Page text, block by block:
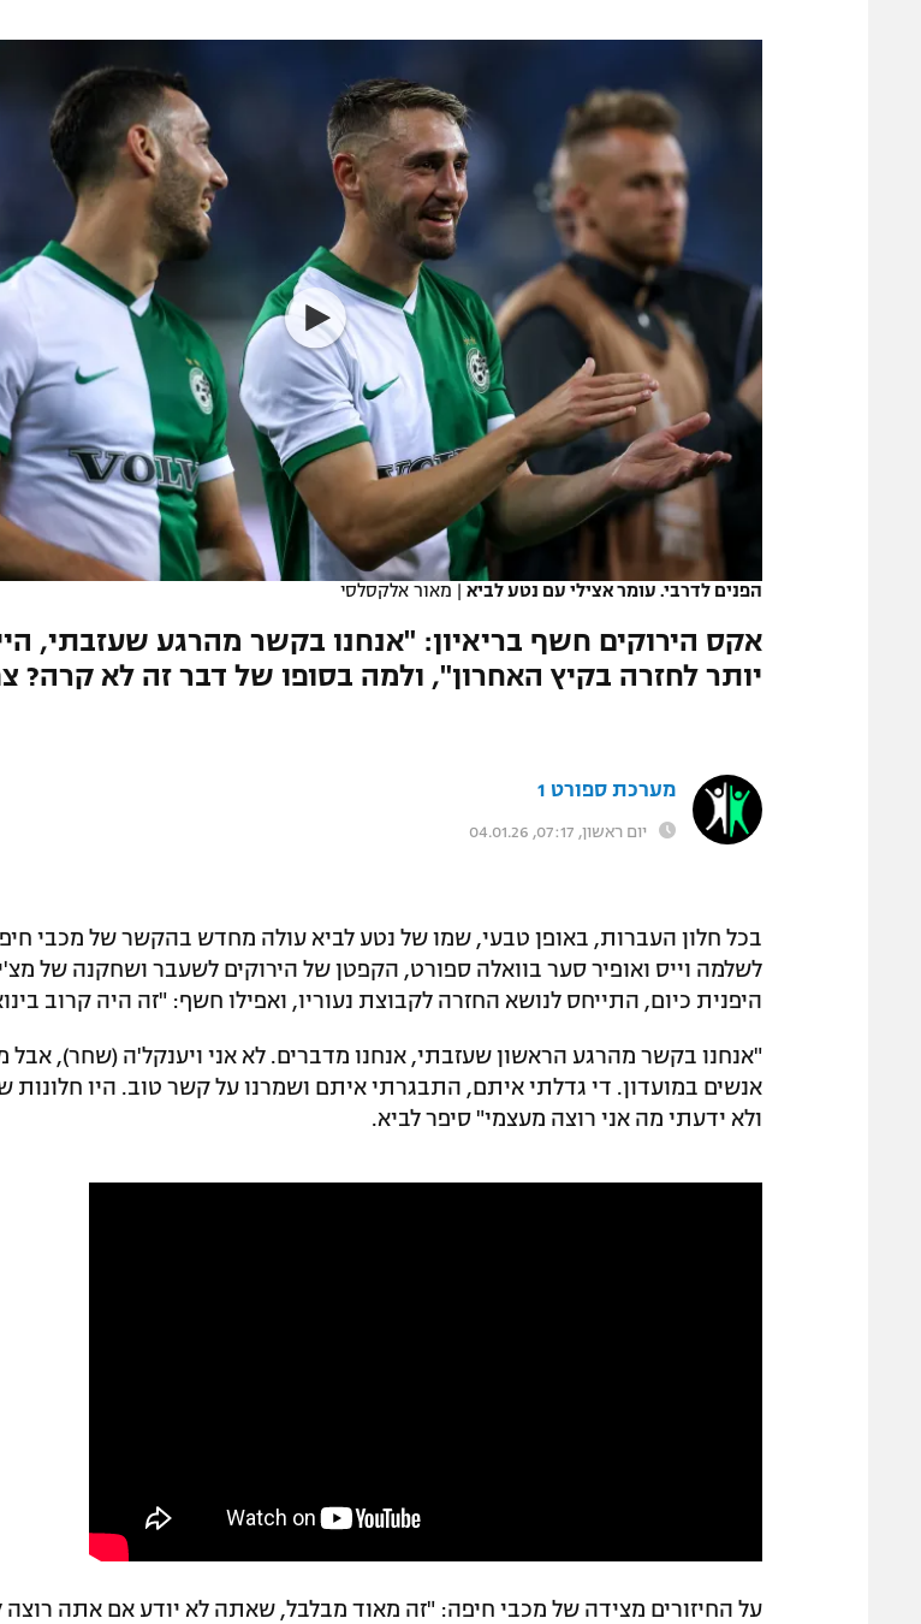
תקנון עבור פעילות אלקטרה
תקנון עבור פעילות ספורט 1 – "מרלן"
תנאי שימוש
מדיניות פרטיות
תקנון פעילות ספורט 1
רשיון להקרנה פומבית לבית עסק
הצטרפות לחבילת הערוצים
לוח דרושים – ג'ובנט
הפועל תל אביב
הפועל חיפה
הפועל באר שבע
מכבי נתניה
בני יהודה
ליגה סינית
ליגה ברזילאית
ליגות נוספות
הפנים לדרבי. עומר אצילי עם נטע לביא | מאור אלקסלסי
אקס הירוקים חשף בריאיון: "אנחנו בקשר מהרגע שעזבתי,
יותר לחזרה בקיץ האחרון", ולמה בסופו של דבר זה לא קרה?
מערכת ספורט 1
יום ראשון, 07:17, 04.01.26
בכל חלון העברות, באופן טבעי, שמו של נטע לביא עולה מחדש בהקשר של מכבי
לשלמה וייס ואופיר סער בוואלה ספורט, הקפטן של הירוקים לשעבר ושחקנה של
היפנית כיום, התייחס לנושא החזרה לקבוצת נעוריו, ואפילו חשף: "זה היה קרוב
"אנחנו בקשר מהרגע הראשון שעזבתי, אנחנו מדברים. לא אני ויענקל'ה (שחר), אבל
אנשים במועדון. די גדלתי איתם, התבגרתי איתם ושמרנו על קשר טוב. היו חלונות
ולא ידעתי מה אני רוצה מעצמי" סיפר לביא.
על החיזורים מצידה של מכבי חיפה: "זה מאוד מבלבל, שאתה לא יודע אם אתה רוצה